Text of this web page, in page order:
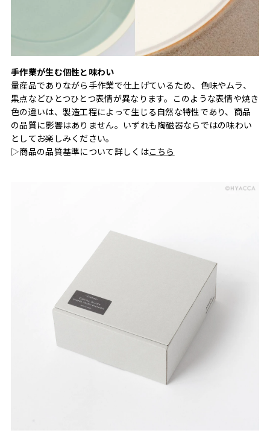
手作業が生む個性と味わい
量産品でありながら手作業で仕上げているため、色味やムラ、
黒点などひとつひとつ表情が異なります。このような表情や焼き
色の違いは、製造工程によって生じる自然な特性であり、商品
の品質に影響はありません。いずれも陶磁器ならではの味わい
としてお楽しみください。
▷商品の品質基準について詳しくはこちら